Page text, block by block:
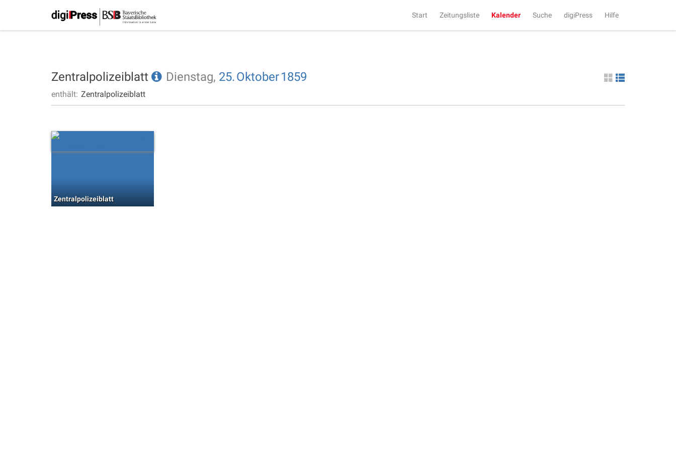
Start Zeitungsliste Kalender Suche digiPress Hilfe
Zentralpolizeiblatt Dienstag, 25.Oktober1859
enthält: Zentralpolizeiblatt
Zentralpolizeiblatt